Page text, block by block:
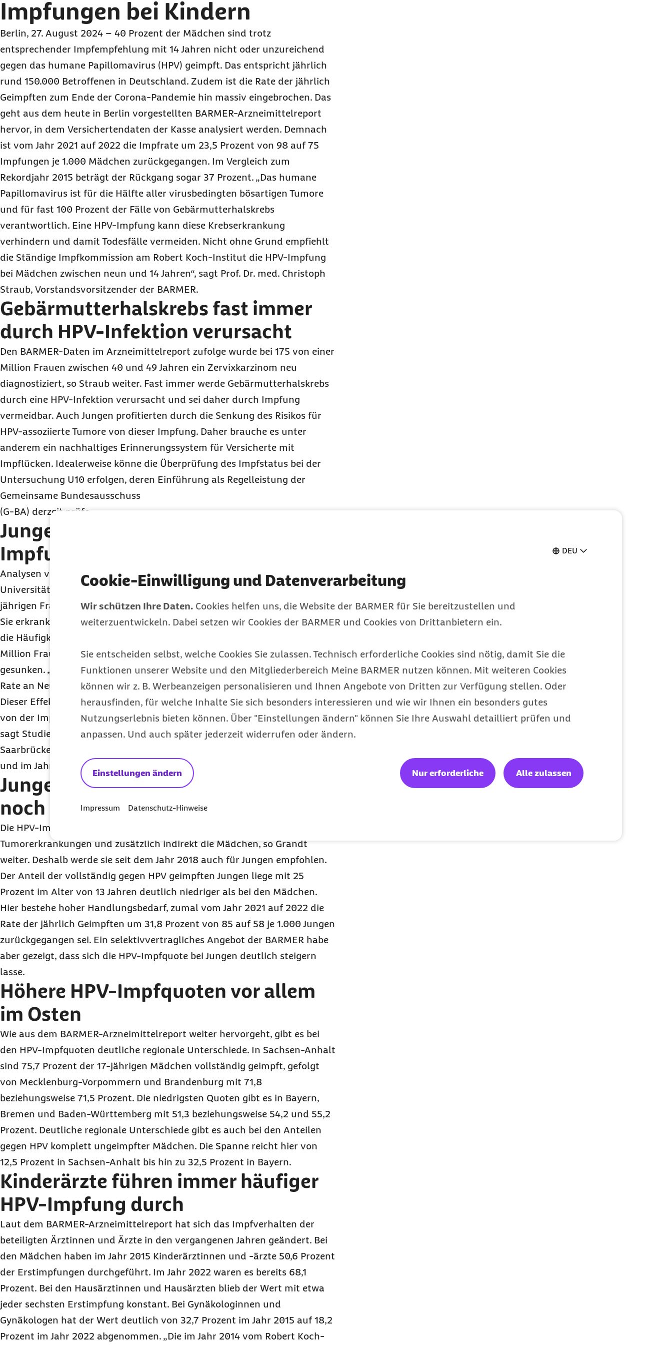
DEU
Cookie-Einwilligung und Datenverarbeitung
Wir schützen Ihre Daten. Cookies helfen uns, die Website der BARMER für Sie bereitzustellen und
weiterzuentwickeln. Dabei setzen wir Cookies der BARMER und Cookies von Drittanbietern ein.
Sie entscheiden selbst, welche Cookies Sie zulassen. Technisch erforderliche Cookies sind nötig, damit Sie die
Funktionen unserer Website und den Mitgliederbereich Meine BARMER nutzen können. Mit weiteren Cookies
können wir z. B. Werbeanzeigen personalisieren und Ihnen Angebote von Dritten zur Verfügung stellen. Oder
herausfinden, für welche Inhalte Sie sich besonders interessieren und wie wir Ihnen ein besonders gutes
Nutzungserlebnis bieten können. Über "Einstellungen ändern" können Sie Ihre Auswahl detailliert prüfen und
anpassen. Und auch später jederzeit widerrufen oder ändern.
Einstellungen ändern Nur erforderliche Alle zulassen
Impressum Datenschutz-Hinweise
Impfungen bei Kindern
Berlin, 27. August 2024 – 40 Prozent der Mädchen sind trotz
entsprechender Impfempfehlung mit 14 Jahren nicht oder unzureichend
gegen das humane Papillomavirus (HPV) geimpft. Das entspricht jährlich
rund 150.000 Betroffenen in Deutschland. Zudem ist die Rate der jährlich
Geimpften zum Ende der Corona-Pandemie hin massiv eingebrochen. Das
geht aus dem heute in Berlin vorgestellten BARMER-Arzneimittelreport
hervor, in dem Versichertendaten der Kasse analysiert werden. Demnach
ist vom Jahr 2021 auf 2022 die Impfrate um 23,5 Prozent von 98 auf 75
Impfungen je 1.000 Mädchen zurückgegangen. Im Vergleich zum
Rekordjahr 2015 beträgt der Rückgang sogar 37 Prozent. „Das humane
Papillomavirus ist für die Hälfte aller virusbedingten bösartigen Tumore
und für fast 100 Prozent der Fälle von Gebärmutterhalskrebs
verantwortlich. Eine HPV-Impfung kann diese Krebserkrankung
verhindern und damit Todesfälle vermeiden. Nicht ohne Grund empfiehlt
die Ständige Impfkommission am Robert Koch-Institut die HPV-Impfung
bei Mädchen zwischen neun und 14 Jahren“, sagt Prof. Dr. med. Christoph
Straub, Vorstandsvorsitzender der BARMER.
Gebärmutterhalskrebs fast immer
durch HPV-Infektion verursacht
Den BARMER-Daten im Arzneimittelreport zufolge wurde bei 175 von einer
Million Frauen zwischen 40 und 49 Jahren ein Zervixkarzinom neu
diagnostiziert, so Straub weiter. Fast immer werde Gebärmutterhalskrebs
durch eine HPV-Infektion verursacht und sei daher durch Impfung
vermeidbar. Auch Jungen profitierten durch die Senkung des Risikos für
HPV-assoziierte Tumore von dieser Impfung. Daher brauche es unter
anderem ein nachhaltiges Erinnerungssystem für Versicherte mit
Impflücken. Idealerweise könne die Überprüfung des Impfstatus bei der
Untersuchung U10 erfolgen, deren Einführung als Regelleistung der
Gemeinsame Bundesausschuss
(G-BA) derzeit prüfe.
Junge Frauen erkranken dank HPV-
Impfung deutlich seltener
Analysen von Dr. Veronika Lappe von der PMV forschungsgruppe der
Universität zu Köln im Rahmen des Reports zeigen bei den 20- bis 29-
jährigen Frauen bereits jetzt die schützende Wirkung der HPV-Impfung.
Sie erkranken deutlich seltener an Gebärmutterhalskrebs. Im Jahr 2011 hat
die Häufigkeit bei dieser Altersgruppe noch bei 23 Neuerkrankten je eine
Million Frauen gelegen. Im Jahr 2022 ist die Rate auf sieben je eine Million
gesunken. „Wir sehen in der Altersgruppe 20 bis 29 Jahre die niedrigste
Rate an Neuerkrankungen für Gebärmutterhalskrebs seit dem Jahr 2011.
Dieser Effekt ist bei den Frauen zwischen 30 und 39 Jahren, die noch nicht
von der Impfung im Kindesalter profitieren konnten, nicht zu beobachten“,
sagt Studienautor Prof. Dr. med. Daniel Grandt, Chefarzt am Klinikum
Saarbrücken. Im Jahr 2011 habe die Anzahl der Neuerkrankten hier bei 95
und im Jahr 2022 bei 120 je eine Million Frauen gelegen.
Jungen haben bei der Impfquote
noch Nachholbedarf
Die HPV-Impfung schütze auch Jungen vor HPV-bedingten
Tumorerkrankungen und zusätzlich indirekt die Mädchen, so Grandt
weiter. Deshalb werde sie seit dem Jahr 2018 auch für Jungen empfohlen.
Der Anteil der vollständig gegen HPV geimpften Jungen liege mit 25
Prozent im Alter von 13 Jahren deutlich niedriger als bei den Mädchen.
Hier bestehe hoher Handlungsbedarf, zumal vom Jahr 2021 auf 2022 die
Rate der jährlich Geimpften um 31,8 Prozent von 85 auf 58 je 1.000 Jungen
zurückgegangen sei. Ein selektivvertragliches Angebot der BARMER habe
aber gezeigt, dass sich die HPV-Impfquote bei Jungen deutlich steigern
lasse.
Höhere HPV-Impfquoten vor allem
im Osten
Wie aus dem BARMER-Arzneimittelreport weiter hervorgeht, gibt es bei
den HPV-Impfquoten deutliche regionale Unterschiede. In Sachsen-Anhalt
sind 75,7 Prozent der 17-jährigen Mädchen vollständig geimpft, gefolgt
von Mecklenburg-Vorpommern und Brandenburg mit 71,8
beziehungsweise 71,5 Prozent. Die niedrigsten Quoten gibt es in Bayern,
Bremen und Baden-Württemberg mit 51,3 beziehungsweise 54,2 und 55,2
Prozent. Deutliche regionale Unterschiede gibt es auch bei den Anteilen
gegen HPV komplett ungeimpfter Mädchen. Die Spanne reicht hier von
12,5 Prozent in Sachsen-Anhalt bis hin zu 32,5 Prozent in Bayern.
Kinderärzte führen immer häufiger
HPV-Impfung durch
Laut dem BARMER-Arzneimittelreport hat sich das Impfverhalten der
beteiligten Ärztinnen und Ärzte in den vergangenen Jahren geändert. Bei
den Mädchen haben im Jahr 2015 Kinderärztinnen und -ärzte 50,6 Prozent
der Erstimpfungen durchgeführt. Im Jahr 2022 waren es bereits 68,1
Prozent. Bei den Hausärztinnen und Hausärzten blieb der Wert mit etwa
jeder sechsten Erstimpfung konstant. Bei Gynäkologinnen und
Gynäkologen hat der Wert deutlich von 32,7 Prozent im Jahr 2015 auf 18,2
Prozent im Jahr 2022 abgenommen. „Die im Jahr 2014 vom Robert Koch-